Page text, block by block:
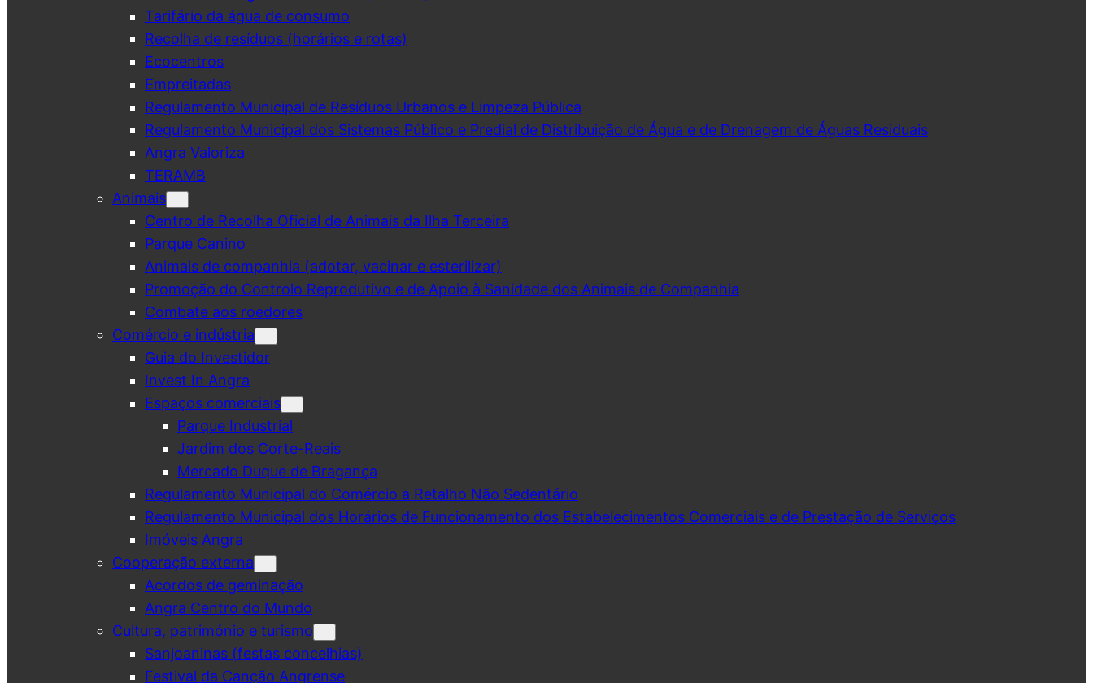
Tarifário da água de consumo
Recolha de resíduos (horários e rotas)
Ecocentros
Empreitadas
Regulamento Municipal de Resíduos Urbanos e Limpeza Pública
Regulamento Municipal dos Sistemas Público e Predial de Distribuição de Água e de Drenagem de Águas Residuais
Angra Valoriza
TERAMB
Animais
Centro de Recolha Oficial de Animais da Ilha Terceira
Parque Canino
Animais de companhia (adotar, vacinar e esterilizar)
Promoção do Controlo Reprodutivo e de Apoio à Sanidade dos Animais de Companhia
Combate aos roedores
Comércio e indústria
Guia do Investidor
Invest In Angra
Espaços comerciais
Parque Industrial
Jardim dos Corte-Reais
Mercado Duque de Bragança
Regulamento Municipal do Comércio a Retalho Não Sedentário
Regulamento Municipal dos Horários de Funcionamento dos Estabelecimentos Comerciais e de Prestação de Serviços
Imóveis Angra
Cooperação externa
Acordos de geminação
Angra Centro do Mundo
Cultura, património e turismo
Sanjoaninas (festas concelhias)
Festival da Canção Angrense